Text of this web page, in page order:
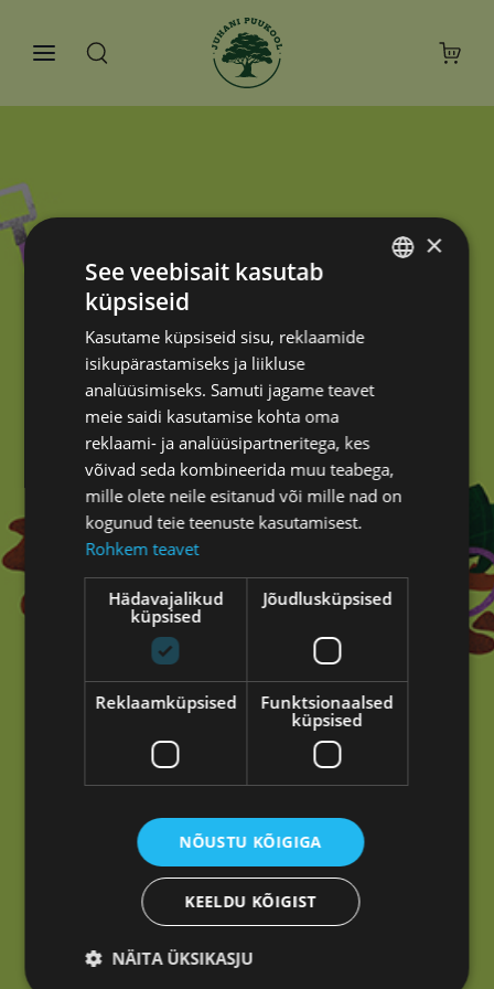
Oih!
Tundub, et siin ei läinud mitte midagi kasvama.
Tagasi avalehele
ANDMETE LAADIMINE...
×
See veebisait kasutab
küpsiseid
Kasutame küpsiseid sisu, reklaamide
isikupärastamiseks ja liikluse
analüüsimiseks. Samuti jagame teavet
meie saidi kasutamise kohta oma
reklaami- ja analüüsipartneritega, kes
võivad seda kombineerida muu teabega,
mille olete neile esitanud või mille nad on
kogunud teie teenuste kasutamisest.
Rohkem teavet
Hädavajalikud
küpsised
Jõudlusküpsised
Reklaamküpsised
Funktsionaalsed
küpsised
NÕUSTU KÕIGIGA
KEELDU KÕIGIST
NÄITA ÜKSIKASJU